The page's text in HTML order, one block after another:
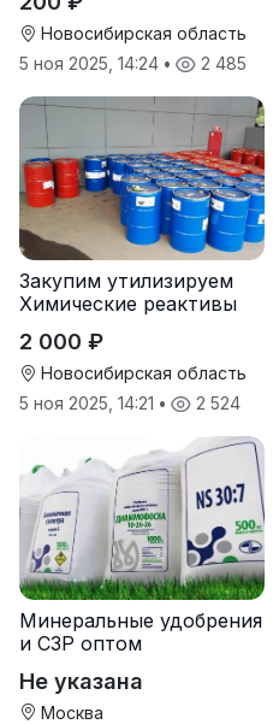
Новосибирская область
5 ноя 2025, 14:24 • 2 485
Закупим утилизируем
Химические реактивы
2 000 ₽
Новосибирская область
5 ноя 2025, 14:21 • 2 524
Минеральные удобрения
и СЗР оптом
Не указана
Москва